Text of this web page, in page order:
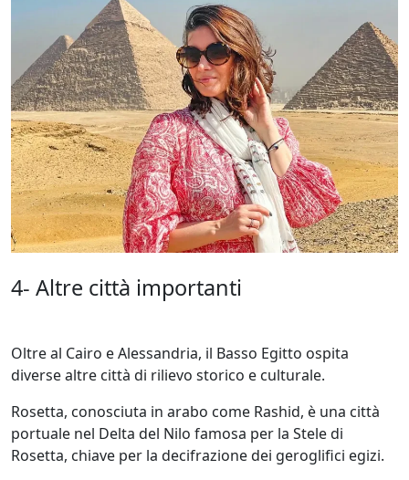
4- Altre città importanti
Oltre al Cairo e Alessandria, il Basso Egitto ospita
diverse altre città di rilievo storico e culturale.
Rosetta, conosciuta in arabo come Rashid, è una città
portuale nel Delta del Nilo famosa per la Stele di
Rosetta, chiave per la decifrazione dei geroglifici egizi.